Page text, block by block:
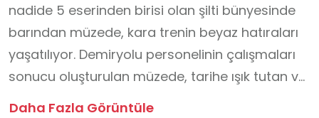
nadide 5 eserinden birisi olan şilti bünyesinde
barından müzede, kara trenin beyaz hatıraları
yaşatılıyor. Demiryolu personelinin çalışmaları
sonucu oluşturulan müzede, tarihe ışık tutan ve
hatıraları bünyesinde barındıran eserlere ev
Daha Fazla Görüntüle